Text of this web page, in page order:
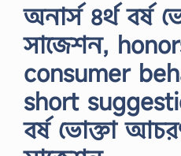
অনার্স ৪র্থ বর্ষ
সাজেশন,
consumer
short
বর্ষ ভোক্তা